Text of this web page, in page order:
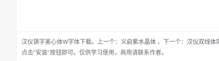
汉仪铸字美心体W字体下载。 上一个： 义启紫水晶体 ， 下一个： 汉仪双线体
点击“安装”按钮即可。仅供学习使用，商用请联系作者。